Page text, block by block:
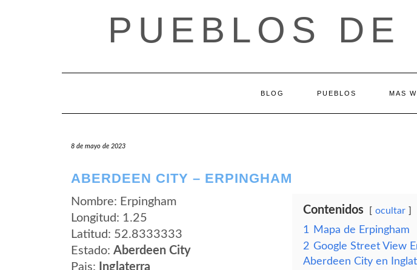
PUEBLOS DE
BLOG PUEBLOS MAS
8 de mayo de 2023
ABERDEEN CITY – ERPINGHAM
Nombre: Erpingham
Longitud: 1.25
Latitud: 52.8333333
Estado: Aberdeen City
Pais:
Inglaterra
Contenidos ocultar
1
Mapa de Erpingham
2 Google Street View
Aberdeen City en